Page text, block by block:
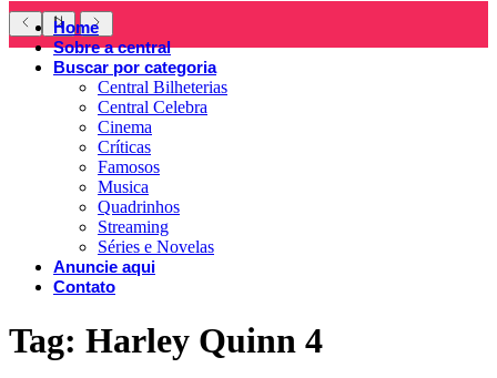
Home
Sobre a central
Buscar por categoria
Central Bilheterias
Central Celebra
Cinema
Críticas
Famosos
Musica
Quadrinhos
Streaming
Séries e Novelas
Anuncie aqui
Contato
Tag: Harley Quinn 4